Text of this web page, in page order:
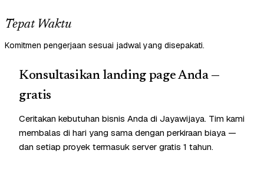
Tepat Waktu
Komitmen pengerjaan sesuai jadwal yang disepakati.
Konsultasikan landing page Anda —
gratis
Ceritakan kebutuhan bisnis Anda di Jayawijaya. Tim kami
membalas di hari yang sama dengan perkiraan biaya —
dan setiap proyek termasuk server gratis 1 tahun.